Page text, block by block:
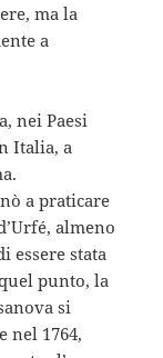
ma la
a
nei Paesi
Italia, a
a praticare
almeno
essere stata
punto, la
si
nel 1764,